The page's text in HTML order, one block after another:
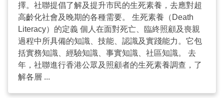
擇。社聯提倡了解及提升市民的生死素養，去應對超
高齡化社會及晚期的各種需要。 生死素養（Death
Literacy）的定義 個人在面對死亡、臨終照顧及喪親
過程中所具備的知識、技能、認識及實踐能力。它包
括實務知識、經驗知識、事實知識、社區知識。 去
年，社聯進行香港公眾及照顧者的生死素養調查，了
解各層 ...